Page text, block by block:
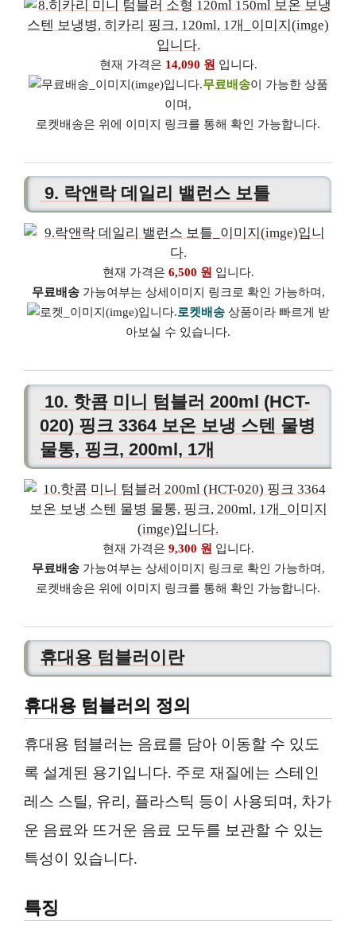
현재 가격은 14,090 원 입니다.
무료배송이 가능한 상품
이며,
로켓배송은 위에 이미지 링크를 통해 확인 가능합니다.
9. 락앤락 데일리 밸런스 보틀
현재 가격은 6,500 원 입니다.
무료배송가능여부는 상세이미지 링크로 확인 가능하며,
로켓배송상품이라 빠르게 받
아보실 수 있습니다.
10. 핫콤 미니 텀블러 200ml (HCT-
020) 핑크 3364 보온 보냉 스텐 물병
물통, 핑크, 200ml, 1개
현재 가격은 9,300 원 입니다.
무료배송가능여부는 상세이미지 링크로 확인 가능하며,
로켓배송은 위에 이미지 링크를 통해 확인 가능합니다.
휴대용 텀블러이란
휴대용 텀블러의 정의
휴대용 텀블러는 음료를 담아 이동할 수 있도
록 설계된 용기입니다. 주로 재질에는 스테인
레스 스틸, 유리, 플라스틱 등이 사용되며, 차가
운 음료와 뜨거운 음료 모두를 보관할 수 있는
특성이 있습니다.
특징